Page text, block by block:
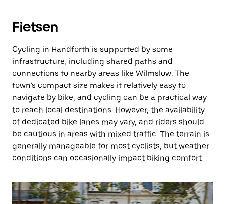
Fietsen
Cycling in Handforth is supported by some
infrastructure, including shared paths and
connections to nearby areas like Wilmslow. The
town’s compact size makes it relatively easy to
navigate by bike, and cycling can be a practical way
to reach local destinations. However, the availability
of dedicated bike lanes may vary, and riders should
be cautious in areas with mixed traffic. The terrain is
generally manageable for most cyclists, but weather
conditions can occasionally impact biking comfort.